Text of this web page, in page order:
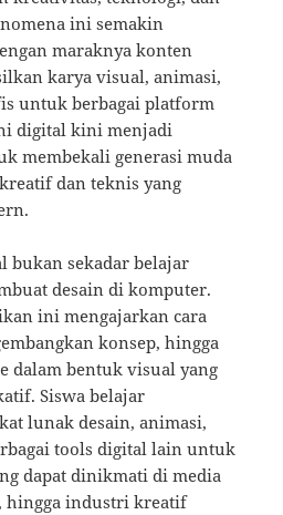
ini semakin
maraknya konten
karya visual, animasi,
untuk berbagai platform
digital kini menjadi
membekali generasi muda
dan teknis yang
bukan sekadar belajar
desain di komputer.
ini mengajarkan cara
konsep, hingga
dalam bentuk visual yang
Siswa belajar
lunak desain, animasi,
tools digital lain untuk
dapat dinikmati di media
hingga industri kreatif